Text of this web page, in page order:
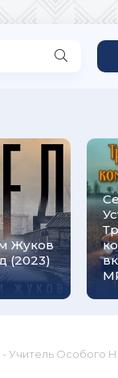
Жуков
(2023)
Особого